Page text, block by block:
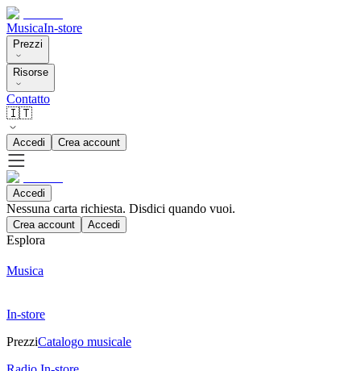
MusicaIn-store
Prezzi
Risorse
Contatto
🇮🇹
Accedi Crea account
Accedi
Nessuna carta richiesta. Disdici quando vuoi.
Crea account Accedi
Esplora
Musica
In-store
PrezziCatalogo musicale